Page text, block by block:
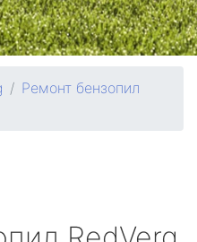
Ремонт бензопил